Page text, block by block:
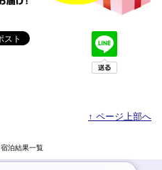
↑ ページ上部へ
宿泊結果一覧